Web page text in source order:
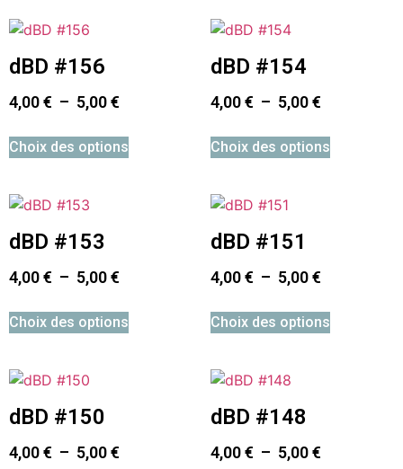
dBD #156
4,00€ – 5,00€
Choix des options
dBD #154
4,00€ – 5,00€
Choix des options
dBD #153
4,00€ – 5,00€
Choix des options
dBD #151
4,00€ – 5,00€
Choix des options
dBD #150
4,00€ – 5,00€
dBD #148
4,00€ – 5,00€